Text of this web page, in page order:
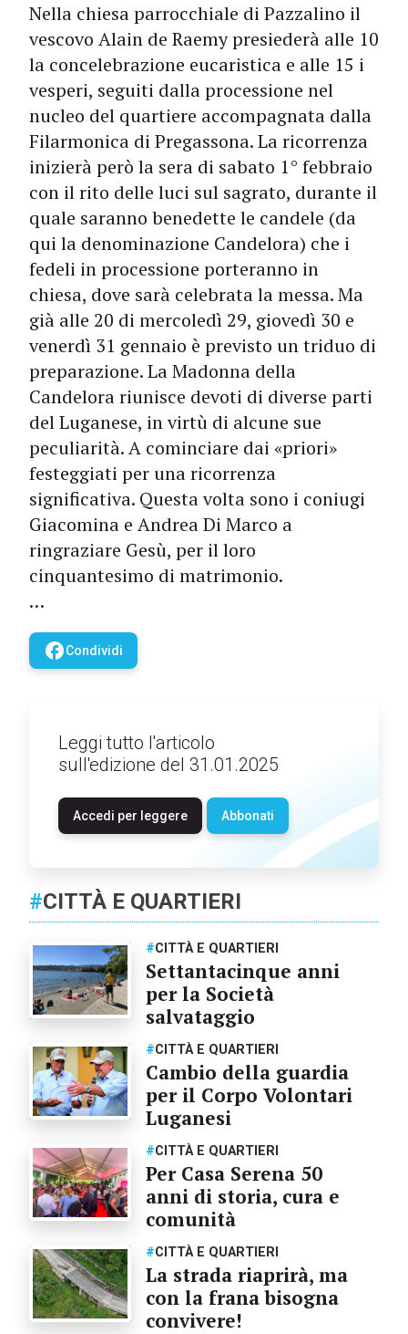
Nella chiesa parrocchiale di Pazzalino il
vescovo Alain de Raemy presiederà alle 10
la concelebrazione eucaristica e alle 15 i
vesperi, seguiti dalla processione nel
nucleo del quartiere accompagnata dalla
Filarmonica di Pregassona. La ricorrenza
inizierà però la sera di sabato 1° febbraio
con il rito delle luci sul sagrato, durante il
quale saranno benedette le candele (da
qui la denominazione Candelora) che i
fedeli in processione porteranno in
chiesa, dove sarà celebrata la messa. Ma
già alle 20 di mercoledì 29, giovedì 30 e
venerdì 31 gennaio è previsto un triduo di
preparazione. La Madonna della
Candelora riunisce devoti di diverse parti
del Luganese, in virtù di alcune sue
peculiarità. A cominciare dai «priori»
festeggiati per una ricorrenza
significativa. Questa volta sono i coniugi
Giacomina e Andrea Di Marco a
ringraziare Gesù, per il loro
cinquantesimo di matrimonio.
…
facebookCondividi
Leggi tutto l'articolo
sull'edizione del 31.01.2025
Accedi per leggere Abbonati
#CITTÀ E QUARTIERI
#CITTÀ E QUARTIERI
Settantacinque anni
per la Società
salvataggio
#CITTÀ E QUARTIERI
Cambio della guardia
per il Corpo Volontari
Luganesi
#CITTÀ E QUARTIERI
Per Casa Serena 50
anni di storia, cura e
comunità
#CITTÀ E QUARTIERI
La strada riaprirà, ma
con la frana bisogna
convivere!